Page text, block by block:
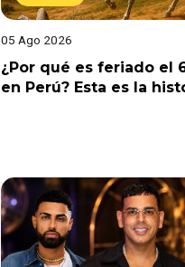
05 Ago 2026
¿Por qué es feriado el
en Perú? Esta es la